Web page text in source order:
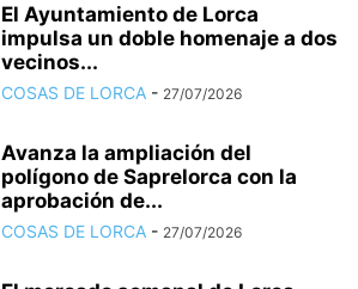
El Ayuntamiento de Lorca
impulsa un doble homenaje a dos
vecinos...
COSAS DE LORCA - 27/07/2026
Avanza la ampliación del
polígono de Saprelorca con la
aprobación de...
COSAS DE LORCA - 27/07/2026